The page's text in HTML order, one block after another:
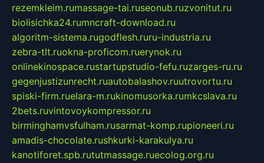
rezemkleim.rumassage-tai.ruseonub.ruzvonitut.ru
biolisichka24.rumncraft-download.ru
algoritm-sistema.rugodflesh.ruru-industria.ru
zebra-tlt.ruokna-proficom.ruerynok.ru
onlinekinospace.rustartupstudio-fefu.ruzarges-ru.ru
gegenjustizunrecht.ruautobalashov.ruutrovortu.ru
spiski-firm.ruelara-m.rukinomusorka.rumkcslava.ru
2bets.ruvintovoykompressor.ru
birminghamvsfulham.rusarmat-komp.rupioneeri.ru
amadis-chocolate.rushkurki-karakulya.ru
kanotiforet.spb.rututmassage.ruecolog.org.ru